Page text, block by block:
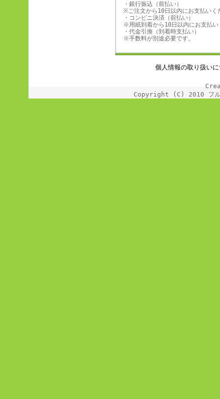
・銀行振込（前払い）
※ご注文から10日以内にお支払いく
・コンビニ決済（前払い）
※用紙到着から10日以内にお支払い
・代金引換（到着時支払い）
※手数料が別途必要です。
個人情報の取り扱い
Copyright (C) 2010 フ